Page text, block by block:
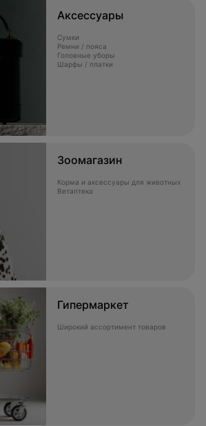
Аксессуары
Сумки
Ремни / пояса
Головные уборы
Шарфы / платки
Зоомагазин
Корма и аксессуары для животных
Ветаптека
Гипермаркет
Широкий ассортимент товаров